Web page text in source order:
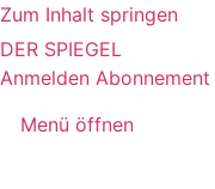
Zum Inhalt springen
DER SPIEGEL
Anmelden Abonnement
Menü öffnen